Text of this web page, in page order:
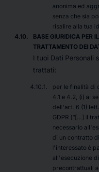
anonima ed
senza che sia
risalire alla tua
BASE GIURIDICA PER IL
TRATTAMENTO DEI
I tuoi Dati Personali
trattati:
per le finalità di
4.1 e 4.2, (i) ai
dell'art. 6 (1)
GDPR (“[…] il
necessario
di un contratto
l'interessato è
all'esecuzione
precontrattuali